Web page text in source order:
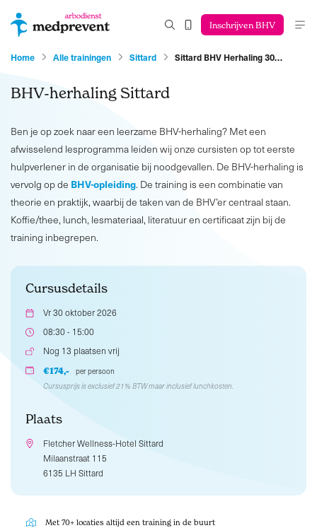
Inschrijven BHV
Home Alle trainingen Sittard Sittard BHV Herhaling 30…
BHV-herhaling Sittard
Ben je op zoek naar een leerzame BHV-herhaling? Met een
afwisselend lesprogramma leiden wij onze cursisten op tot eerste
hulpverlener in de organisatie bij noodgevallen. De BHV-herhaling is
vervolg op de BHV-opleiding. De training is een combinatie van
theorie en praktijk, waarbij de taken van de BHV’er centraal staan.
Koffie/thee, lunch, lesmateriaal, literatuur en certificaat zijn bij de
training inbegrepen.
Cursusdetails
Vr 30 oktober 2026
08:30 - 15:00
Nog 13 plaatsen vrij
€174,-
per persoon
Cursusprijs is exclusief 21% BTW maar inclusief lunchkosten.
Plaats
Fletcher Wellness-Hotel Sittard
Milaanstraat 115
6135 LH Sittard
Met 70+ locaties altijd een training in de buurt